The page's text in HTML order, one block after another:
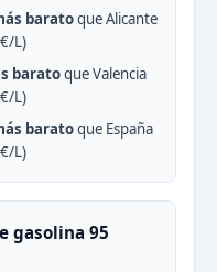
baratoque Alicante
L)
baratoque Valencia
L)
baratoque España
L)
gasolina 95